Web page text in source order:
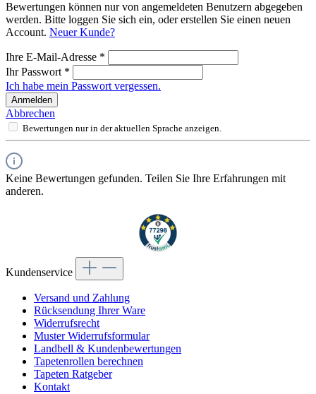
Bewertungen können nur von angemeldeten Benutzern abgegeben
werden. Bitte loggen Sie sich ein, oder erstellen Sie einen neuen
Account. Neuer Kunde?
Ihre E-Mail-Adresse *
Ihr Passwort *
Ich habe mein Passwort vergessen.
Anmelden
Abbrechen
Bewertungen nur in der aktuellen Sprache anzeigen.
Keine Bewertungen gefunden. Teilen Sie Ihre Erfahrungen mit
anderen.
Kundenservice
Versand und Zahlung
Rücksendung Ihrer Ware
Widerrufsrecht
Muster Widerrufsformular
Landbell & Kundenbewertungen
Tapetenrollen berechnen
Tapeten Ratgeber
Kontakt